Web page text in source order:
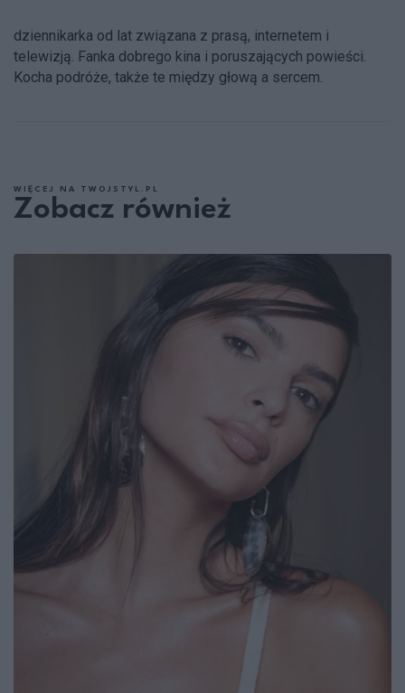
dziennikarka od lat związana z prasą, internetem i
telewizją. Fanka dobrego kina i poruszających powieści.
Kocha podróże, także te między głową a sercem.
WIĘCEJ NA TWOJSTYL.PL
Zobacz również